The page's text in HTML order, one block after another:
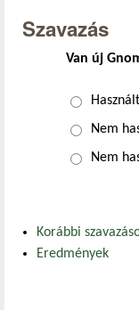
Szavazás
Van új
Nem
Nem
Korábbi
Eredmények